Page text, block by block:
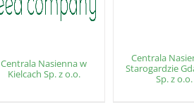
Centrala Nasienna w
Kielcach Sp. z o.o.
Centrala
Starogardzie
Sp. z o.o.